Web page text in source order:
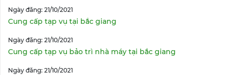
Ngày đăng: 21/10/2021
Cung cấp tạp vụ tại bắc giang
Ngày đăng: 21/10/2021
Cung cấp tạp vụ bảo trì nhà máy tại bắc giang
Ngày đăng: 21/10/2021